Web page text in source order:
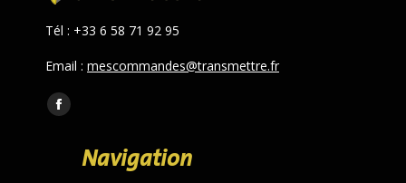
Tél : +33 6 58 71 92 95
Email : mescommandes@transmettre.fr
Trouvez nous sur :
Facebook
opensNavigation